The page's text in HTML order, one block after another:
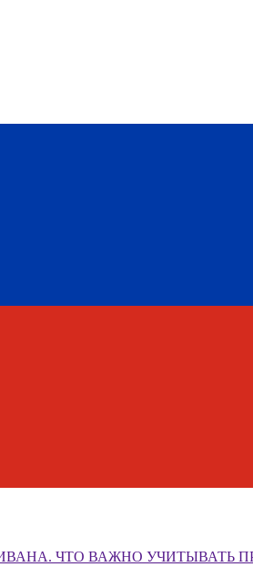
ЧТО ВАЖНО УЧИТЫВАТЬ